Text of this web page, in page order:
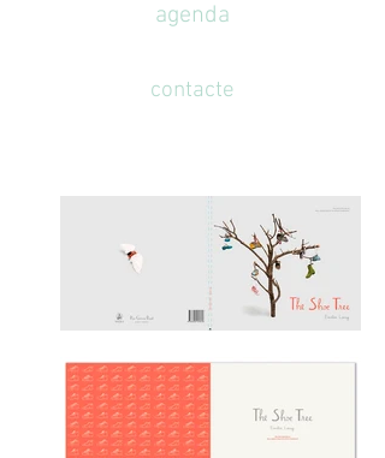
agenda
contacte